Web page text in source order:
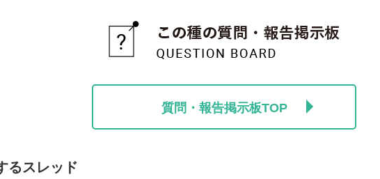
質問・報告掲示板TOP
るスレッド